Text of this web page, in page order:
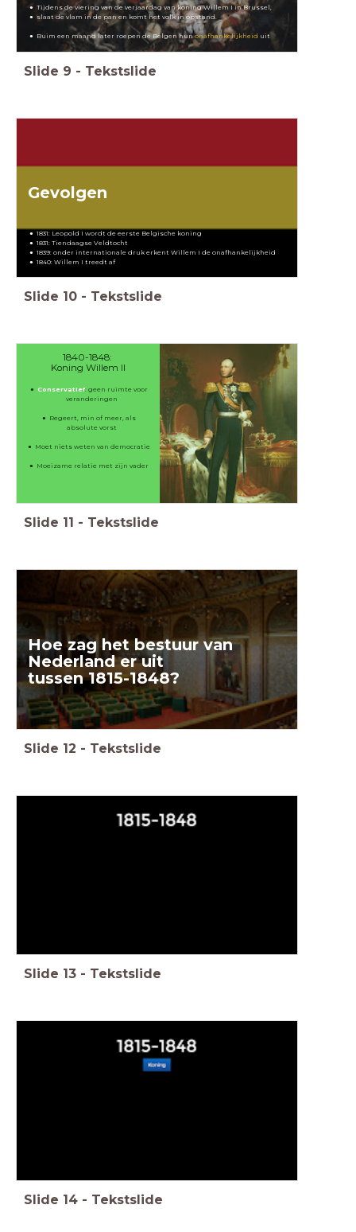
Tijdens de viering van de verjaardag van koning Willem I in Brussel,
slaat de vlam in de pan en komt het volk in opstand.
Ruim een maand later roepen de Belgen hunonafhankelijkheid uit
Slide 9 - Tekstslide
Gevolgen
1831: Leopold I wordt de eerste Belgische koning
1831: Tiendaagse Veldtocht
1839: onder internationale druk erkent Willem I de onafhankelijkheid
1840: Willem I treedt af
Slide 10 - Tekstslide
1840-1848:
Koning Willem II
Conservatief: geen ruimte voor
veranderingen
Regeert, min of meer, als
absolute vorst
Moet niets weten van democratie
Moeizame relatie met zijn vader
Slide 11 - Tekstslide
Hoe zag het bestuur van
Nederland er uit
tussen 1815-1848?
Slide 12 - Tekstslide
Slide 13 - Tekstslide
Slide 14 - Tekstslide